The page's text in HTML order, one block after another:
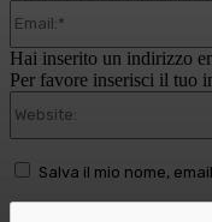
Hai inserito un indirizzo
Per favore inserisci il tuo
Salva il mio nome,